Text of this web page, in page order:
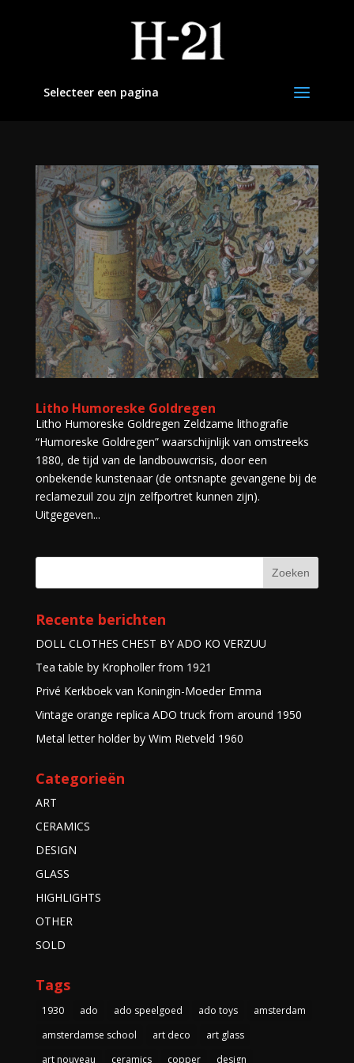
Selecteer een pagina
Litho Humoreske Goldregen
Litho Humoreske Goldregen Zeldzame lithografie
“Humoreske Goldregen” waarschijnlijk van omstreeks
1880, de tijd van de landbouwcrisis, door een
onbekende kunstenaar (de ontsnapte gevangene bij de
reclamezuil zou zijn zelfportret kunnen zijn).
Uitgegeven...
Recente berichten
DOLL CLOTHES CHEST BY ADO KO VERZUU
Tea table by Kropholler from 1921
Privé Kerkboek van Koningin-Moeder Emma
Vintage orange replica ADO truck from around 1950
Metal letter holder by Wim Rietveld 1960
Categorieën
ART
CERAMICS
DESIGN
GLASS
HIGHLIGHTS
OTHER
SOLD
Tags
1930 ado ado speelgoed ado toys
amsterdam
amsterdamse school
art deco
art glass
art nouveau
ceramics copper design